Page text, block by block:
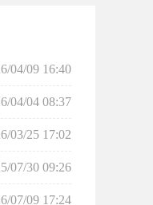
04/09 16:40
04/04 08:37
03/25 17:02
07/30 09:26
07/09 17:24